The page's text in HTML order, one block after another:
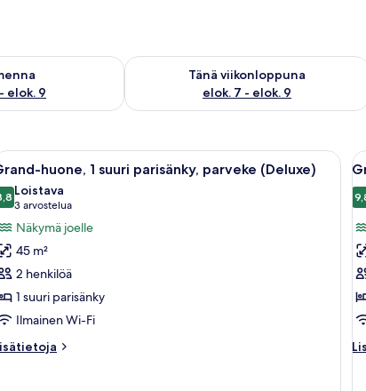
elok. 9
elok. 8 - elok. 9
Tänä viikonloppuna
elok. 7 - elok. 9
Tarkista tämän viikonlopun saatavuus
tuoli, sohva ja näkymä kaupungin ylle.Hotellihuone, jossa on sänky, sohva,
9 huone, 1 suuri parisänky, parveke (Deluxe)
8,8 kautta 10
Loistava
3 arvostelua
(3
arvostelua)
Näkymä joelle
45 m²
2 henkilöä
1 suuri parisänky
Ilmainen Wi-Fi
1